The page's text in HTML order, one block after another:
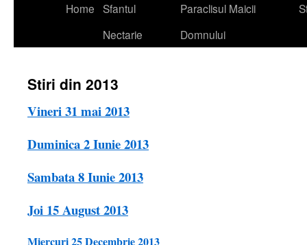
Home Sfantul
Nectarie
Paraclisul Maicii
Domnului
Stiri din 2013
Vineri 31 mai 2013
Duminica 2 Iunie 2013
Sambata 8 Iunie 2013
Joi 15 August 2013
Miercuri 25 Decembrie 2013